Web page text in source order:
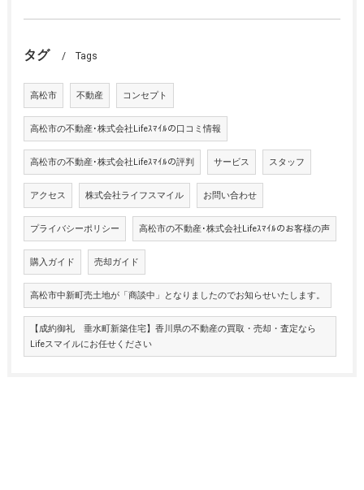
タグ Tags
高松市 不動産 コンセプト
高松市の不動産･株式会社Lifeｽﾏｲﾙの口コミ情報
高松市の不動産･株式会社Lifeｽﾏｲﾙの評判 サービス スタッフ
アクセス 株式会社ライフスマイル お問い合わせ
プライバシーポリシー 高松市の不動産･株式会社Lifeｽﾏｲﾙのお客様の声
購入ガイド 売却ガイド
高松市中新町売土地が「商談中」となりましたのでお知らせいたします。
【成約御礼 垂水町新築住宅】香川県の不動産の買取・売却・査定なら
Lifeスマイルにお任せください